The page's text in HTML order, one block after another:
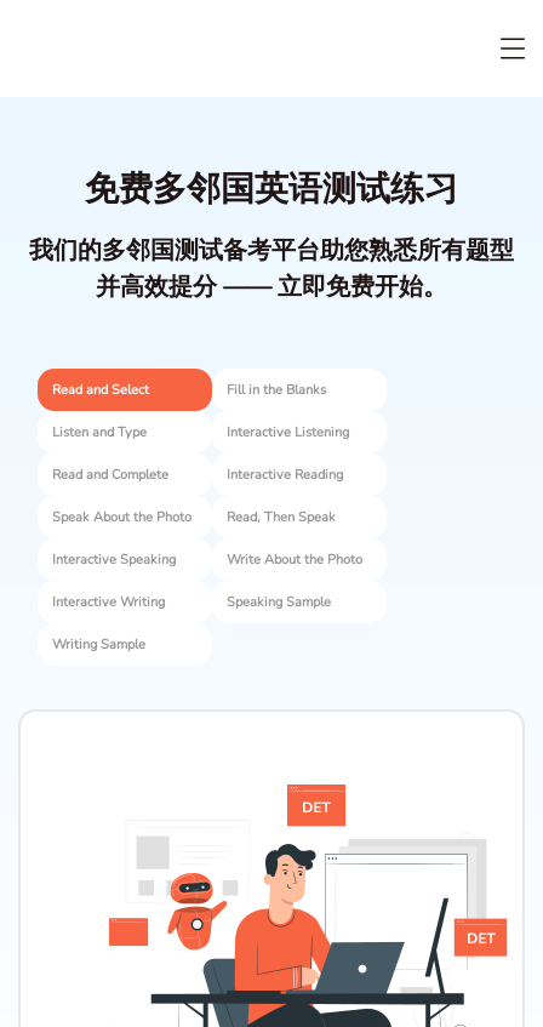
免费多邻国英语测试练习
我们的多邻国测试备考平台助您熟悉所有题型
并高效提分 —— 立即免费开始。
Read and Select Fill in the Blanks
Listen and Type Interactive Listening
Read and Complete Interactive Reading
Speak About the Photo Read, Then Speak
Interactive Speaking Write About the Photo
Interactive Writing Speaking Sample
Writing Sample